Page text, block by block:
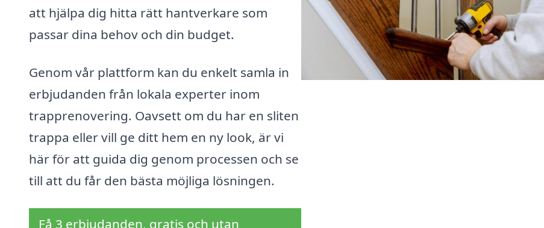
att hjälpa dig hitta rätt hantverkare som
passar dina behov och din budget.
Genom vår plattform kan du enkelt samla in
erbjudanden från lokala experter inom
trapprenovering. Oavsett om du har en sliten
trappa eller vill ge ditt hem en ny look, är vi
här för att guida dig genom processen och se
till att du får den bästa möjliga lösningen.
Få 3 erbjudanden, gratis och utan